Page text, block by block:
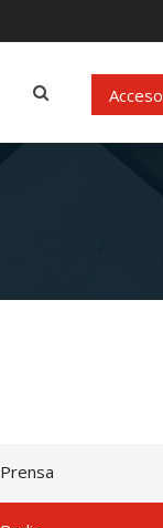
Acceso
Prensa